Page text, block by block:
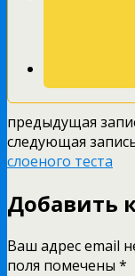
предыдущая
следующая
слоеного теста
Добавить
Ваш адрес email
поля помечены *